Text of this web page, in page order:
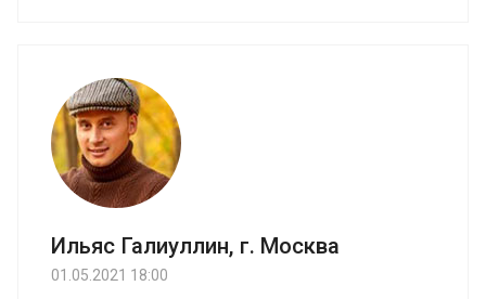
Ильяс Галиуллин, г. Москва
01.05.2021 18:00